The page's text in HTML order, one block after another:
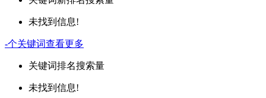
未找到信息!
-个关键词查看更多
关键词排名搜索量
未找到信息!